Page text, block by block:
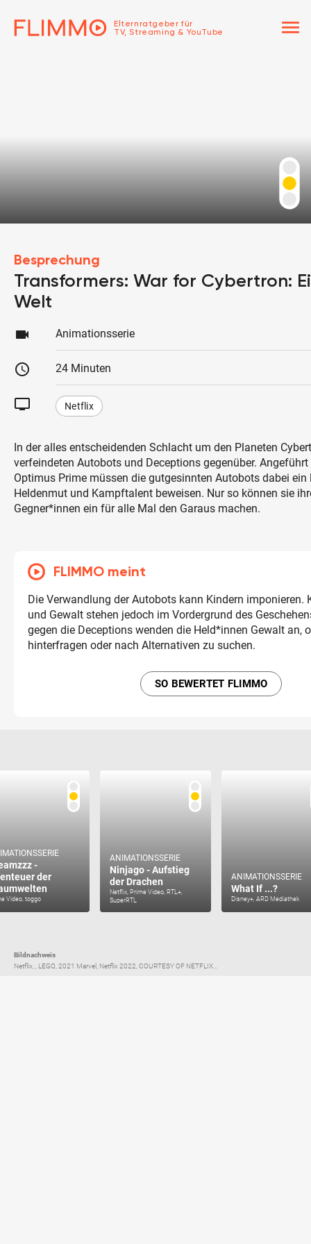
Elternratgeber für
TV, Streaming & YouTube
menu
Besprechung
Transformers: War for Cybertron:
Welt
videocam Animationsserie
schedule 24 Minuten
tv Netflix
In der alles entscheidenden Schlacht um den Planeten
verfeindeten Autobots und Deceptions gegenüber.
Optimus Prime müssen die gutgesinnten Autobots dabei ein
Heldenmut und Kampftalent beweisen. Nur so können sie
Gegner*innen ein für alle Mal den Garaus machen.
FLIMMO meint
Die Verwandlung der Autobots kann Kindern imponieren.
und Gewalt stehen jedoch im Vordergrund des
gegen die Deceptions wenden die Held*innen Gewalt an,
hinterfragen oder nach Alternativen zu suchen.
SO BEWERTET FLIMMO
-
der
Video, toggo
ANIMATIONSSERIE
Ninjago - Aufstieg
der Drachen
Netflix, Prime Video, RTL+,
SuperRTL
ANIMATIONSSERIE
What If ...?
Disney+, ARD Mediathek
Bildnachweis
Netflix, , LEGO, 2021 Marvel, Netflix 2022, COURTESY OF NETFLIX...